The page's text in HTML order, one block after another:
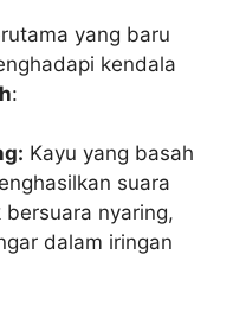
yang baru
kendala
:
Kayu yang basah
suara
bersuara nyaring,
dalam iringan